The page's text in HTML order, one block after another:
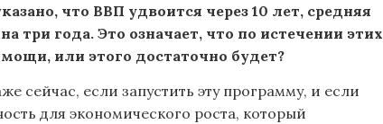
что ВВП удвоится через 10 лет, средняя
три года. Это означает, что по истечении этих
или этого достаточно будет?
сейчас, если запустить эту программу, и если
для экономического роста, который